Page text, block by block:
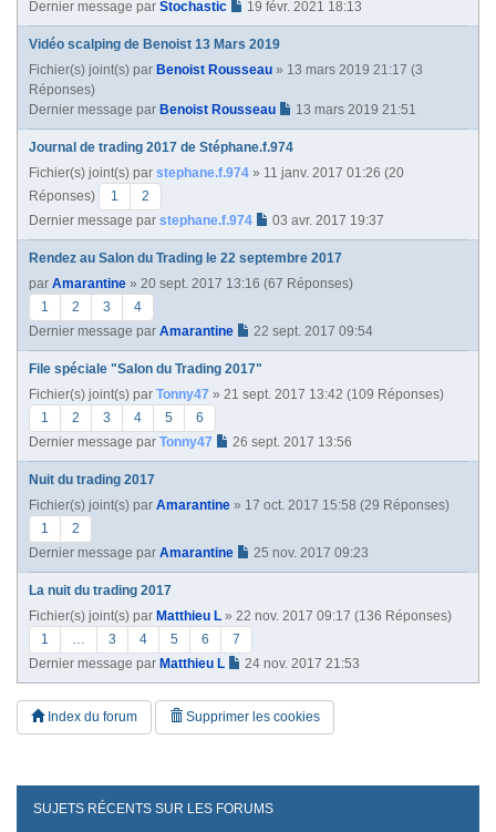
Dernier message par Stochastic 19 févr. 2021 18:13
Vidéo scalping de Benoist 13 Mars 2019
Fichier(s) joint(s) par Benoist Rousseau » 13 mars 2019 21:17 (3
Réponses)
Dernier message par Benoist Rousseau 13 mars 2019 21:51
Journal de trading 2017 de Stéphane.f.974
Fichier(s) joint(s) par stephane.f.974 » 11 janv. 2017 01:26 (20
Réponses)
1
2
Dernier message par stephane.f.974 03 avr. 2017 19:37
Rendez au Salon du Trading le 22 septembre 2017
par Amarantine » 20 sept. 2017 13:16 (67 Réponses)
1
2 3
4
Dernier message par Amarantine 22 sept. 2017 09:54
File spéciale "Salon du Trading 2017"
Fichier(s) joint(s) par Tonny47 » 21 sept. 2017 13:42 (109 Réponses)
1
2 3 4 5
6
Dernier message par Tonny47 26 sept. 2017 13:56
Nuit du trading 2017
Fichier(s) joint(s) par Amarantine » 17 oct. 2017 15:58 (29 Réponses)
1
2
Dernier message par Amarantine 25 nov. 2017 09:23
La nuit du trading 2017
Fichier(s) joint(s) par Matthieu L » 22 nov. 2017 09:17 (136 Réponses)
1
… 3 4 5 6
7
Dernier message par Matthieu L 24 nov. 2017 21:53
Index du forum Supprimer les cookies
SUJETS RÉCENTS SUR LES FORUMS